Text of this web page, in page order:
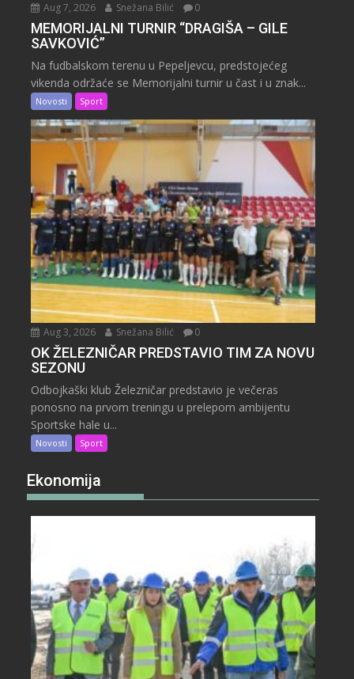
Aug 7, 2026 Snežana Bilić 0
MEMORIJALNI TURNIR “DRAGIŠA – GILE
SAVKOVIĆ”
Na fudbalskom terenu u Pepeljevcu, predstojećeg
vikenda održaće se Memorijalni turnir u čast i u znak...
Novosti Sport
Aug 3, 2026 Snežana Bilić 0
OK ŽELEZNIČAR PREDSTAVIO TIM ZA NOVU
SEZONU
Odbojkaški klub Železničar predstavio je večeras
ponosno na prvom treningu u prelepom ambijentu
Sportske hale u...
Novosti Sport
Ekonomija